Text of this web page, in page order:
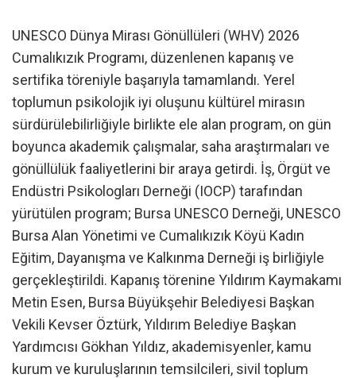
UNESCO Dünya Mirası Gönüllüleri (WHV) 2026
Cumalıkızık Programı, düzenlenen kapanış ve
sertifika töreniyle başarıyla tamamlandı. Yerel
toplumun psikolojik iyi oluşunu kültürel mirasın
sürdürülebilirliğiyle birlikte ele alan program, on gün
boyunca akademik çalışmalar, saha araştırmaları ve
gönüllülük faaliyetlerini bir araya getirdi. İş, Örgüt ve
Endüstri Psikologları Derneği (IOCP) tarafından
yürütülen program; Bursa UNESCO Derneği, UNESCO
Bursa Alan Yönetimi ve Cumalıkızık Köyü Kadın
Eğitim, Dayanışma ve Kalkınma Derneği iş birliğiyle
gerçekleştirildi. Kapanış törenine Yıldırım Kaymakamı
Metin Esen, Bursa Büyükşehir Belediyesi Başkan
Vekili Kevser Öztürk, Yıldırım Belediye Başkan
Yardımcısı Gökhan Yıldız, akademisyenler, kamu
kurum ve kuruluşlarının temsilcileri, sivil toplum